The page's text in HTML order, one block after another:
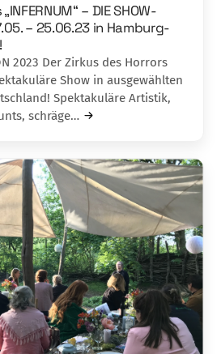
– DIE SHOW-
– 25.06.23 in Hamburg-
2023 Der Zirkus des Horrors
Show in ausgewählten
Spektakuläre Artistik,
schräge…